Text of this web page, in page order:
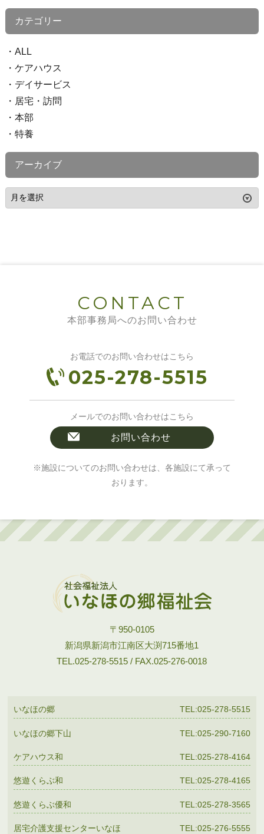
カテゴリー
ALL
ケアハウス
デイサービス
居宅・訪問
本部
特養
アーカイブ
CONTACT
本部事務局へのお問い合わせ
お電話でのお問い合わせはこちら
025-278-5515
メールでのお問い合わせはこちら
お問い合わせ
※施設についてのお問い合わせは、各施設にて承って
おります。
〒950-0105
新潟県新潟市江南区大渕715番地1
TEL.025-278-5515 / FAX.025-276-0018
いなほの郷 TEL:025-278-5515
いなほの郷下山 TEL:025-290-7160
ケアハウス和 TEL:025-278-4164
悠遊くらぶ和 TEL:025-278-4165
悠遊くらぶ優和 TEL:025-278-3565
居宅介護支援センターいなほ TEL:025-276-5555